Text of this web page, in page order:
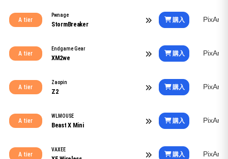
A tier
Pwnage
StormBreaker
購入 PixArt
A tier
Endgame Gear
XM2we
購入 PixArt
A tier
Zaopin
Z2
購入 PixArt
A tier
WLMOUSE
Beast X Mini
購入 PixArt
A tier
VAXEE
購入 PixArt